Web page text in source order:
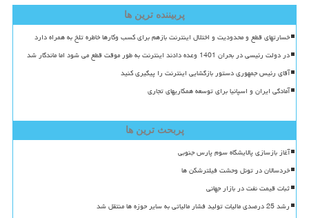
پربیننده ترین ها
خسارتهای قطع و محدودیت و اختلال اینترنت بازهم برای کسب وکارها خاطره تلخ به همراه دارد
در دولت رئیسی در بحران 1401 وعده دادند اینترنت به طور موقت قطع می شود اما ماندگار شد
آقای رئیس جمهوری دستور بازگشایی اینترنت را پیگیری کنید
آمادگی ایران و اسپانیا برای توسعه همکاریهای تجاری
پربحث ترین ها
آغاز بازسازی پالایشگاه سوم پارس جنوبی
خردسالان در تونل وحشت فیلترشکن ها
ثبات قیمت نفت در بازار جهانی
رشد 25 درصدی مالیات تولید فشار مالیاتی به سایر حوزه ها منتقل شد